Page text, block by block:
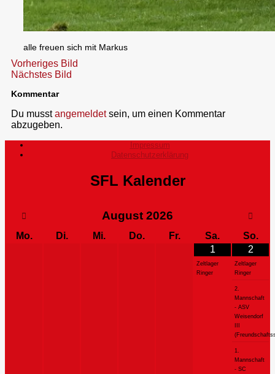
alle freuen sich mit Markus
Vorheriges Bild
Nächstes Bild
Kommentar
Du musstangemeldetsein, um einen Kommentar
abzugeben.
Impressum
Datenschutzerklärung
SFL Kalender
August 2026
Mo. Di. Mi. Do. Fr. Sa.
So.
1
Zeltlager
Ringer
2
Zeltlager
Ringer
2.
Mannschaft
- ASV
Weisendorf
1.
Mannschaft
- SC